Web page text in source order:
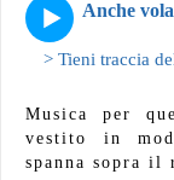
Anche
> Tieni traccia
Musica per
vestito in
spanna sopra il